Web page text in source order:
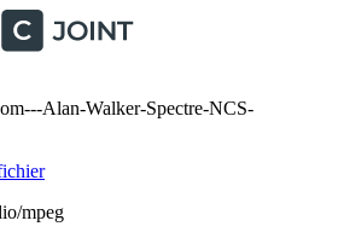
Alan-Walker-Spectre-NCS-
mpeg